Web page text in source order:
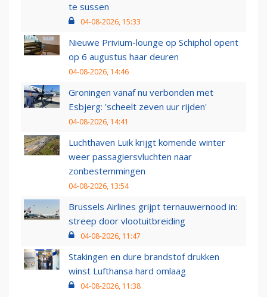
te sussen
04-08-2026, 15:33
Nieuwe Privium-lounge op Schiphol opent
op 6 augustus haar deuren
04-08-2026, 14:46
Groningen vanaf nu verbonden met
Esbjerg: 'scheelt zeven uur rijden'
04-08-2026, 14:41
Luchthaven Luik krijgt komende winter
weer passagiersvluchten naar
zonbestemmingen
04-08-2026, 13:54
Brussels Airlines grijpt ternauwernood in:
streep door vlootuitbreiding
04-08-2026, 11:47
Stakingen en dure brandstof drukken
winst Lufthansa hard omlaag
04-08-2026, 11:38